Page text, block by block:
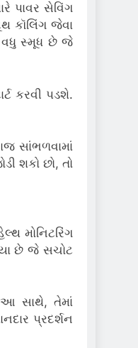
પાવર સેવિંગ
કૉલિંગ જેવા
વધુ સ્મૂધ છે જે
કરવી પડશે.
સાંભળવામાં
શકો છો, તો
મોનિટરિંગ
છે જે સચોટ
આ સાથે, તેમાં
પ્રદર્શન